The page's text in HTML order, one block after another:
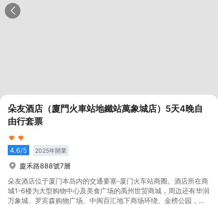
朵友酒店（廈門火車站地鐵站萬象城店）5天4晚自
由行套票
4.6/5 2025年開業
廈禾路888號7層
朵友酒店位于厦门本岛内的交通要塞-厦门火车站商圈。酒店所在商
城1-6楼为大型购物中心及美食广场的禹州世贸商城，周边还有华润
万象城、罗宾森购物广场、中闽百汇地下商场环绕、金榜公园，写